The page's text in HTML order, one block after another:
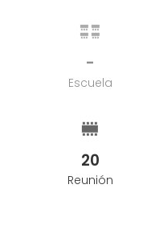
-
Escuela
20
Reunión